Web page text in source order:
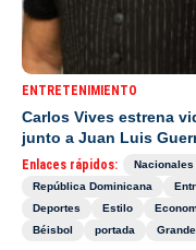
ENTRETENIMIENTO
Carlos Vives estrena
junto a Juan Luis
Enlaces rápidos: Nacionales
República Dominicana
Deportes
Estilo
Béisbol
portada